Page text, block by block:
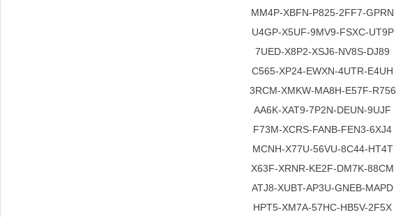
MM4P-XBFN-P825-2FF7-GPRN
U4GP-X5UF-9MV9-FSXC-UT9P
7UED-X8P2-XSJ6-NV8S-DJ89
C565-XP24-EWXN-4UTR-E4UH
3RCM-XMKW-MA8H-E57F-R756
AA6K-XAT9-7P2N-DEUN-9UJF
F73M-XCRS-FANB-FEN3-6XJ4
MCNH-X77U-56VU-8C44-HT4T
X63F-XRNR-KE2F-DM7K-88CM
ATJ8-XUBT-AP3U-GNEB-MAPD
HPT5-XM7A-57HC-HB5V-2F5X